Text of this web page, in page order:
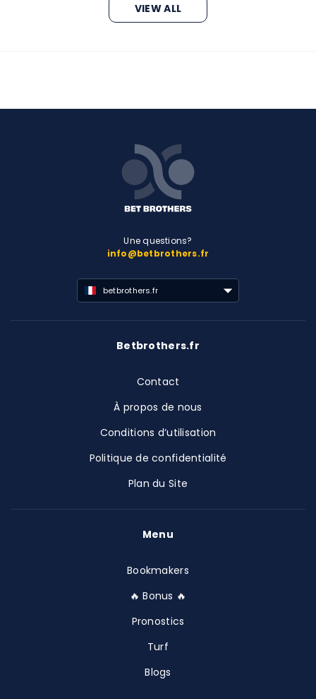
VIEW ALL
Une questions?
info@betbrothers.fr
betbrothers.fr
Betbrothers.fr
Contact
À propos de nous
Conditions d’utilisation
Politique de confidentialité
Plan du Site
Menu
Bookmakers
🔥 Bonus 🔥
Pronostics
Turf
Blogs